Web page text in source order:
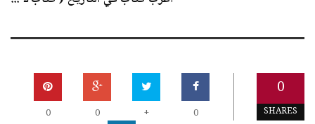
0
SHARES
0
+
0
0